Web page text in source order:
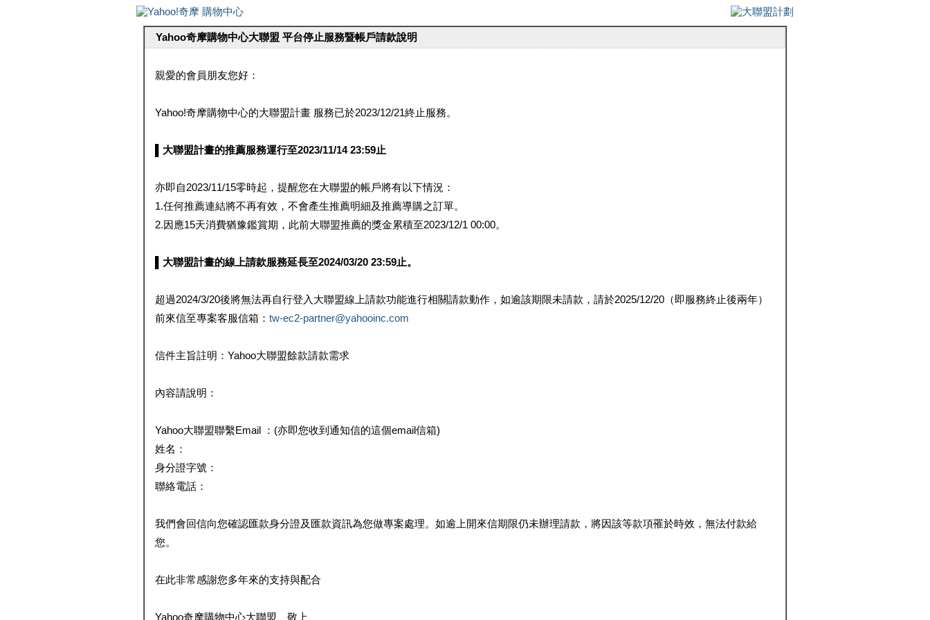
Yahoo奇摩購物中心大聯盟 平台停止服務暨帳戶請款說明
親愛的會員朋友您好：
Yahoo!奇摩購物中心的大聯盟計畫 服務已於2023/12/21終止服務。
▌大聯盟計畫的推薦服務運行至2023/11/14 23:59止
亦即自2023/11/15零時起，提醒您在大聯盟的帳戶將有以下情況：
1.任何推薦連結將不再有效，不會產生推薦明細及推薦導購之訂單。
2.因應15天消費猶豫鑑賞期，此前大聯盟推薦的獎金累積至2023/12/1 00:00。
▌大聯盟計畫的線上請款服務延長至2024/03/20 23:59止。
超過2024/3/20後將無法再自行登入大聯盟線上請款功能進行相關請款動作，如逾該期限未請款，請於2025/12/20（即服務終止後兩年）
前來信至專案客服信箱： tw-ec2-partner@yahooinc.com
信件主旨註明：Yahoo大聯盟餘款請款需求
內容請說明：
Yahoo大聯盟聯繫Email ：(亦即您收到通知信的這個email信箱)
姓名：
身分證字號：
聯絡電話：
我們會回信向您確認匯款身分證及匯款資訊為您做專案處理。如逾上開來信期限仍未辦理請款，將因該等款項罹於時效，無法付款給
您。
在此非常感謝您多年來的支持與配合
Yahoo奇摩購物中心大聯盟 敬上